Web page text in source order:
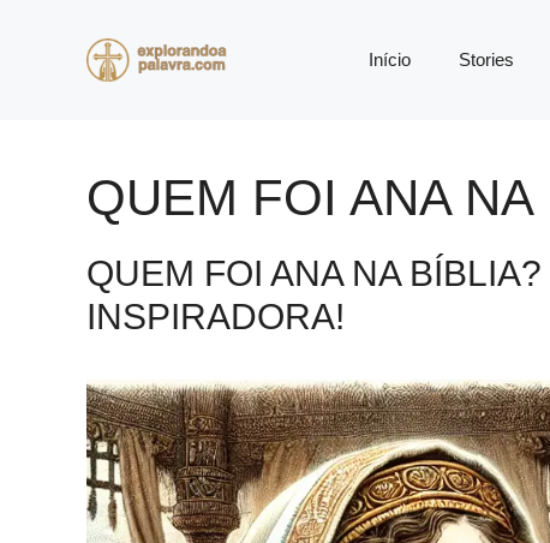
Início Stories
QUEM FOI ANA
QUEM FOI ANA NA
INSPIRADORA!